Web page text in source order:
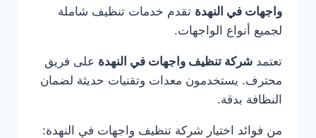
واجهات في النهدة تقدم خدمات تنظيف شاملة
لجميع أنواع الواجهات.
تعتمد شركة تنظيف واجهات في النهدة على فريق
محترف. يستخدمون معدات وتقنيات حديثة لضمان
النظافة بدقة.
من فوائد اختيار شركة تنظيف واجهات في النهدة: